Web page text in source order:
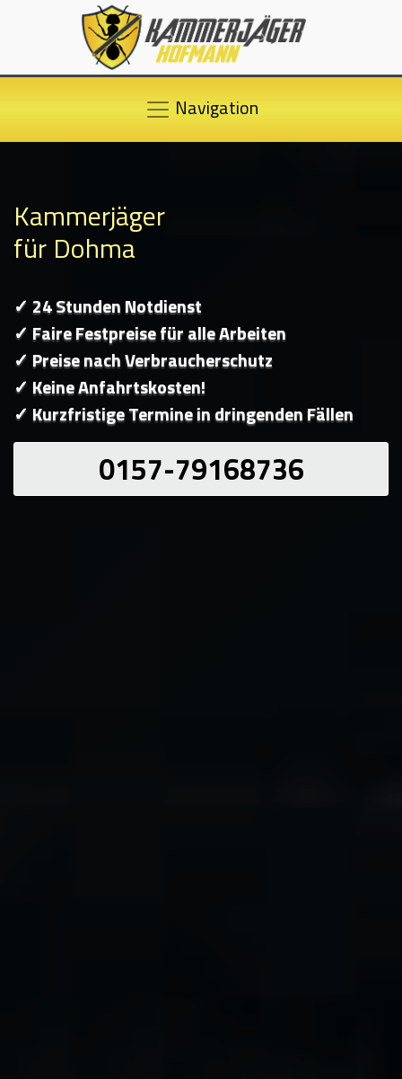
Navigation
Kammerjäger
für Dohma
✓ 24 Stunden Notdienst
✓ Faire Festpreise für alle Arbeiten
✓ Preise nach Verbraucherschutz
✓ Keine Anfahrtskosten!
✓ Kurzfristige Termine in dringenden Fällen
0157-79168736